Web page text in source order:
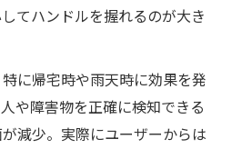
全機能の弱点を正しく理解
ートアシストの誤作動例と
てハンドルを握れるのが大き
に帰宅時や雨天時に効果を発
や障害物を正確に検知できる
減少。実際にユーザーからは